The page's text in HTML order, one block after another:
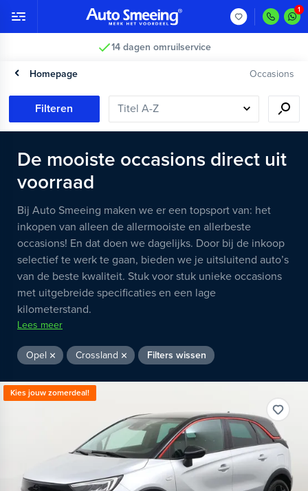
14 dagen omruilservice
Homepage Occasions
Filteren
De mooiste occasions direct uit
voorraad
Bij Auto Smeeing maken we er een topsport van: het
inkopen van alleen de allermooiste en allerbeste
occasions! En dat doen we dagelijks. Door bij de inkoop
selectief te werk te gaan, bieden we je uitsluitend auto’s
van de beste kwaliteit. Stuk voor stuk unieke occasions
met uitgebreide specificaties en een lage
kilometerstand.
Lees meer
Opel Crossland Filters wissen
Kies jouw zomerdeal!